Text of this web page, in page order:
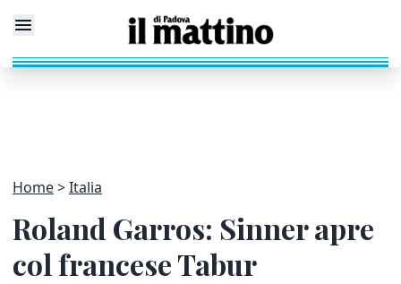
Home Italia
Roland Garros: Sinner apre
col francese Tabur